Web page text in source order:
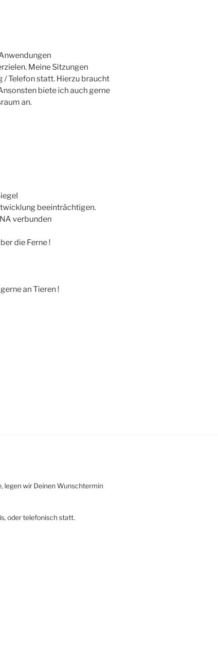
Meine Sitzungen
Telefon statt. Hierzu braucht
biete ich auch gerne
an.
beeinträchtigen.
verbunden
die Ferne !
an Tieren !
legen wir Deinen Wunschtermin
oder telefonisch statt.